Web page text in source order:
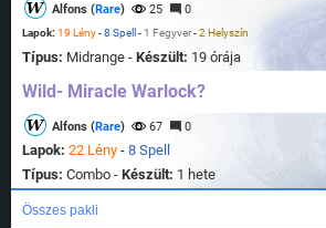
Alfons (Rare) 25 0
Lapok: 19 Lény-8 Spell - 1 Fegyver-2 Helyszín
Típus: Midrange - Készült: 19 órája
Wild- Miracle Warlock?
Alfons (Rare) 67 0
Lapok: 22 Lény - 8 Spell
Típus: Combo - Készült: 1 hete
Összes pakli